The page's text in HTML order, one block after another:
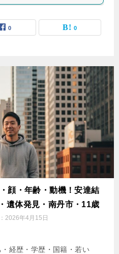
0 0
顔・年齢・動機！安達結
遺体発見・南丹市・11歳
2026年4月15日
経歴・学歴・国籍・若い